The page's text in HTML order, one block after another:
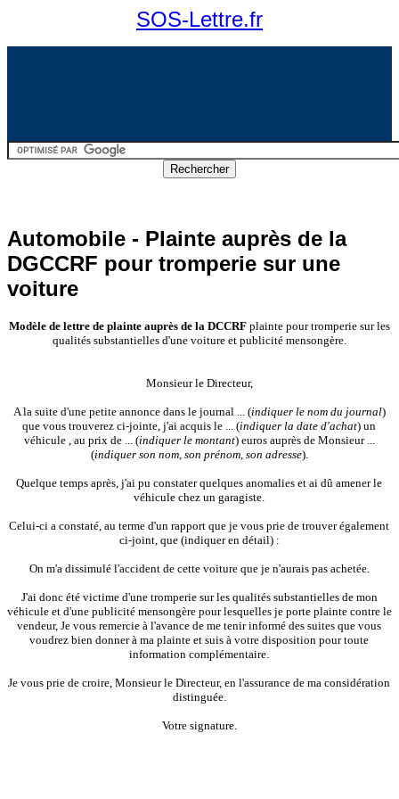
SOS-Lettre.fr
Automobile - Plainte auprès de la
DGCCRF pour tromperie sur une
voiture
Modèle de lettre de plainte auprès de la DCCRF plainte pour tromperie sur les
qualités substantielles d'une voiture et publicité mensongère.
Monsieur le Directeur,
A la suite d'une petite annonce dans le journal ... (indiquer le nom du journal)
que vous trouverez ci-jointe, j'ai acquis le ... (indiquer la date d'achat) un
véhicule , au prix de ... (indiquer le montant) euros auprès de Monsieur ...
(indiquer son nom, son prénom, son adresse).
Quelque temps après, j'ai pu constater quelques anomalies et ai dû amener le
véhicule chez un garagiste.
Celui-ci a constaté, au terme d'un rapport que je vous prie de trouver également
ci-joint, que (indiquer en détail) :
On m'a dissimulé l'accident de cette voiture que je n'aurais pas achetée.
J'ai donc été victime d'une tromperie sur les qualités substantielles de mon
véhicule et d'une publicité mensongère pour lesquelles je porte plainte contre le
vendeur, Je vous remercie à l'avance de me tenir informé des suites que vous
voudrez bien donner à ma plainte et suis à votre disposition pour toute
information complémentaire.
Je vous prie de croire, Monsieur le Directeur, en l'assurance de ma considération
distinguée.
Votre signature.